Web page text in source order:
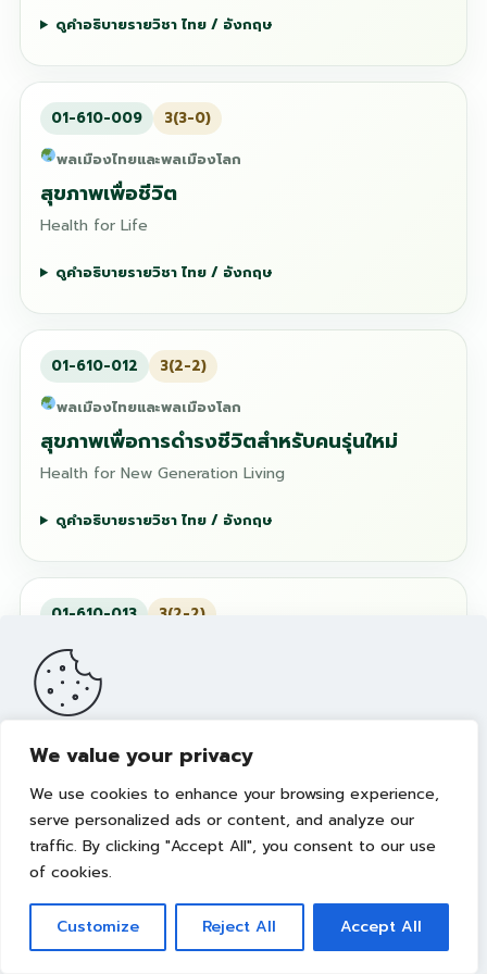
We value your privacy
We use cookies to enhance your browsing experience,
serve personalized ads or content, and analyze our
traffic. By clicking "Accept All", you consent to our use
of cookies.
Customize Reject All Accept All
ดูคำอธิบายรายวิชา ไทย / อังกฤษ
01-610-009
3(3-0)
พลเมืองไทยและพลเมืองโลก
สุขภาพเพื่อชีวิต
Health for Life
ดูคำอธิบายรายวิชา ไทย / อังกฤษ
01-610-012
3(2-2)
พลเมืองไทยและพลเมืองโลก
สุขภาพเพื่อการดำรงชีวิตสำหรับคนรุ่นใหม่
Health for New Generation Living
ดูคำอธิบายรายวิชา ไทย / อังกฤษ
01-610-013
3(2-2)
พลเมืองไทยและพลเมืองโลก
การควบคุมน้ำหนักและรูปร่างเพื่อสุขภาพ
Weight and Body Shapes Control for Health
ดูคำอธิบายรายวิชา ไทย / อังกฤษ
หมวดศึกษาทั่วไป: เทคโนโลยีและ
นวัตกรรม
4 รายวิชา
เว็บไซต์นี้มีการจัดเก็บคุกกี้เพื่อมอบประสบการณ์การใช้งานเว็บไซต์ของ
ขาย เลือกเนื้อหาที่เหมาะสมให้กับคุณอย่างเป็นส่วนตัว ท่านสามารถศึกษา
นโยบายการใช้คุกกี้ (Cookies Policy)ได้ที่ลิงค์นี้ การใช้งานเว็บไซต์นี้
เป็นการยอมรับข้อกำหนดและยินยอมให้เราจัดเก็บคุ้กกี้ตามนโยบายที่แจ้ง
ในเบื้องต้น
ยอมรับ